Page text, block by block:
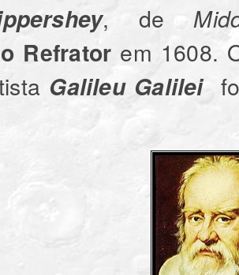
, de
Refrator em 1608.
Galileu Galileifoi